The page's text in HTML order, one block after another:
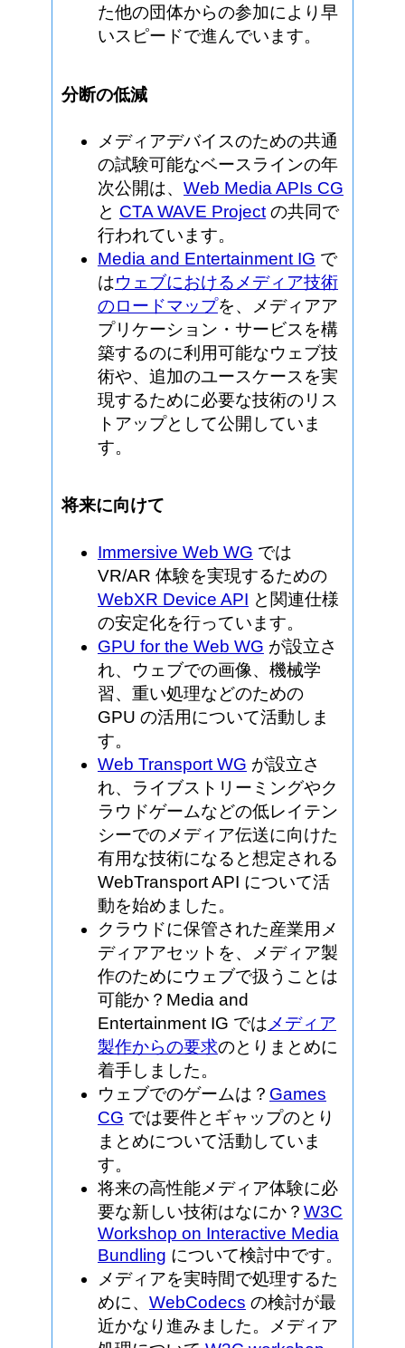
た他の団体からの参加により早
いスピードで進んでいます。
分断の低減
メディアデバイスのための共通
の試験可能なベースラインの年
次公開は、 Web Media APIs CG
と CTA WAVE Projectの共同で
行われています。
Media and Entertainment IG で
はウェブにおけるメディア技術
のロードマップを、メディアア
プリケーション・サービスを構
築するのに利用可能なウェブ技
術や、追加のユースケースを実
現するために必要な技術のリス
トアップとして公開していま
す。
将来に向けて
Immersive Web WG では
VR/AR 体験を実現するための
WebXR Device API と関連仕様
の安定化を行っています。
GPU for the Web WG が設立さ
れ、ウェブでの画像、機械学
習、重い処理などのための
GPU の活用について活動しま
す。
Web Transport WG が設立さ
れ、ライブストリーミングやク
ラウドゲームなどの低レイテン
シーでのメディア伝送に向けた
有用な技術になると想定される
WebTransport API について活
動を始めました。
クラウドに保管された産業用メ
ディアアセットを、メディア製
作のためにウェブで扱うことは
可能か？Media and
Entertainment IG では メディア
製作からの要求のとりまとめに
着手しました。
ウェブでのゲームは？ Games
CG では要件とギャップのとり
まとめについて活動していま
す。
将来の高性能メディア体験に必
要な新しい技術はなにか？ W3C
Workshop on Interactive Media
Bundling について検討中です。
メディアを実時間で処理するた
めに、 WebCodecs の検討が最
近かなり進みました。メディア